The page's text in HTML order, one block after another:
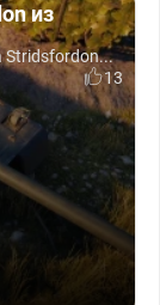
из
Stridsfordon...
13